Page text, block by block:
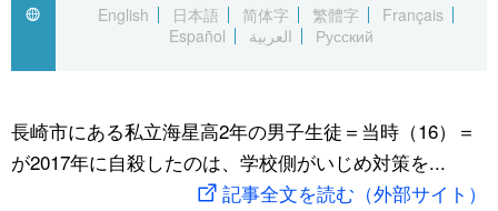
Русский
国際
文化
アーカイブ
Japan Data
動画/Live
スポーツ・東京2020
English
日本語 简体字 繁體字
Français
Español
العربية Русский
長崎市にある私立海星高2年の男子生徒＝当時（16）＝
が2017年に自殺したのは、学校側がいじめ対策を...
記事全文を読む（外部サイト）